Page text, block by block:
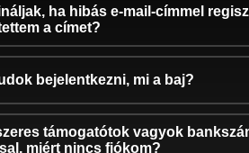
ha hibás e-mail-címmel
a címet?
bejelentkezni, mi a baj?
támogatótok vagyok
miért nincs fiókom?